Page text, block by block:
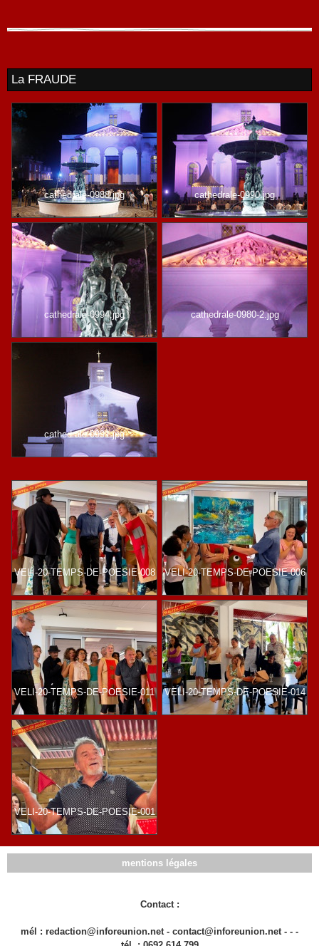
La FRAUDE
cathedrale-0988.jpg cathedrale-0990.jpg
cathedrale-0994.jpg cathedrale-0980-2.jpg
cathedrale-0991.jpg
VELI-20-TEMPS-DE-POESIE-008 VELI-20-TEMPS-DE-POESIE-006
VELI-20-TEMPS-DE-POESIE-011 VELI-20-TEMPS-DE-POESIE-014
VELI-20-TEMPS-DE-POESIE-001
mentions légales
Contact :
mél : redaction@inforeunion.net - contact@inforeunion.net - - -